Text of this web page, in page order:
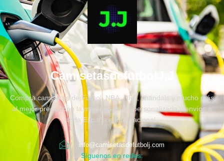
CamisetasdefutbolJ.J
Compra camisetas de Fútbol, NBA, NFL, chandals y mucho más
al mejor precio, con la mejor atención personalizada y envíos a
toda España e internacional.
info@camisetasdefutbolj.com
Síguenos en redes: